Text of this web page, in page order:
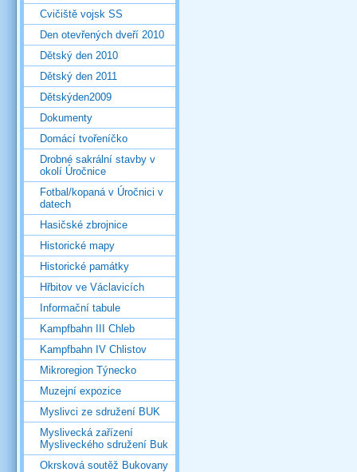
Cvičiště vojsk SS
Den otevřených dveří 2010
Dětský den 2010
Dětský den 2011
Dětskýden2009
Dokumenty
Domácí tvořeníčko
Drobné sakrální stavby v
okolí Úročnice
Fotbal/kopaná v Úročnici v
datech
Hasičské zbrojnice
Historické mapy
Historické památky
Hřbitov ve Václavicích
Informační tabule
Kampfbahn III Chleb
Kampfbahn IV Chlistov
Mikroregion Týnecko
Muzejní expozice
Myslivci ze sdružení BUK
Myslivecká zařízení
Mysliveckého sdružení Buk
Okrsková soutěž Bukovany